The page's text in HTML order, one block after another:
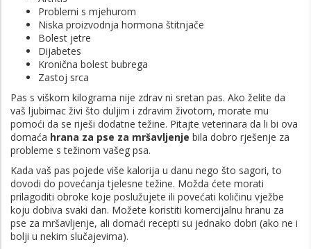
Problemi s mjehurom
Niska proizvodnja hormona štitnjače
Bolest jetre
Dijabetes
Kronična bolest bubrega
Zastoj srca
Pas s viškom kilograma nije zdrav ni sretan pas. Ako želite da
vaš ljubimac živi što duljim i zdravim životom, morate mu
pomoći da se riješi dodatne težine. Pitajte veterinara da li bi ova
domaća hrana za pse za mršavljenje bila dobro rješenje za
probleme s težinom vašeg psa.
Kada vaš pas pojede više kalorija u danu nego što sagori, to
dovodi do povećanja tjelesne težine. Možda ćete morati
prilagoditi obroke koje poslužujete ili povećati količinu vježbe
koju dobiva svaki dan. Možete koristiti komercijalnu hranu za
pse za mršavljenje, ali domaći recepti su jednako dobri (ako ne i
bolji u nekim slučajevima).